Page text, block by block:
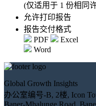
(仅适用于 1 份相同
允许打印报告
报告交付格式
PDF
Excel
Word
Global Growth Insights
办公室编号-B, 2楼, Icon
Baner-Mhalunge Road,